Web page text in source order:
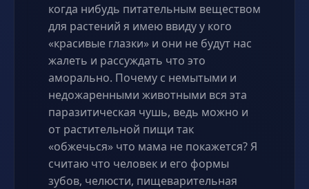
когда нибудь питательным веществом
для растений я имею ввиду у кого
«красивые глазки» и они не будут нас
жалеть и рассуждать что это
аморально. Почему с немытыми и
недожаренными животными вся эта
паразитическая чушь, ведь можно и
от растительной пищи так
«обжечься» что мама не покажется? Я
считаю что человек и его формы
зубов, челюсти, пищеварительная